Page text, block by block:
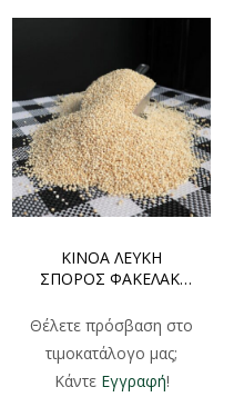
ΚΙΝΟΑ ΛΕΥΚΗ
ΣΠΟΡΟΣ ΦΑΚΕΛΑΚΙ
Θέλετε πρόσβαση στο
τιμοκατάλογο μας;
Κάντε Εγγραφή!